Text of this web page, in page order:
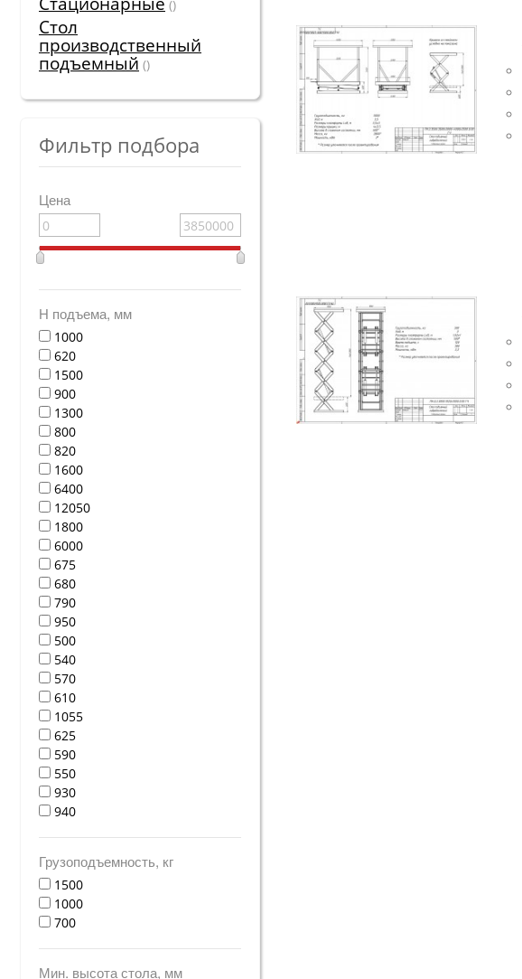
()
Стол
производственный
подъемный ()
Фильтр подбора
Цена
Н подъема, мм
1000
620
1500
900
1300
800
820
1600
6400
12050
1800
6000
675
680
790
950
500
540
570
610
1055
625
590
550
930
940
Грузоподъемность, кг
1500
1000
700
Мин. высота стола, мм